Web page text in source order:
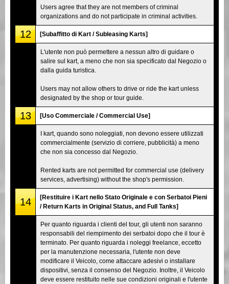
Users agree that they are not members of criminal
organizations and do not participate in criminal activities.
12 [Subaffitto di Kart / Subleasing Karts]
L'utente non può permettere a nessun altro di guidare o
salire sul kart, a meno che non sia specificato dal Negozio o
dalla guida turistica.
Users may not allow others to drive or ride the kart unless
designated by the shop or tour guide.
13 [Uso Commerciale / Commercial Use]
I kart, quando sono noleggiati, non devono essere utilizzati
commercialmente (servizio di corriere, pubblicità) a meno
che non sia concesso dal Negozio.
Rented karts are not permitted for commercial use (delivery
services, advertising) without the shop's permission.
14
[Restituire i Kart nello Stato Originale e con Serbatoi Pieni
/ Return Karts in Original Status, and Full Tanks]
Per quanto riguarda i clienti del tour, gli utenti non saranno
responsabili del riempimento dei serbatoi dopo che il tour è
terminato. Per quanto riguarda i noleggi freelance, eccetto
per la manutenzione necessaria, l'utente non deve
modificare il Veicolo, come attaccare adesivi o installare
dispositivi, senza il consenso del Negozio. Inoltre, il Veicolo
deve essere restituito nelle sue condizioni originali e l'utente